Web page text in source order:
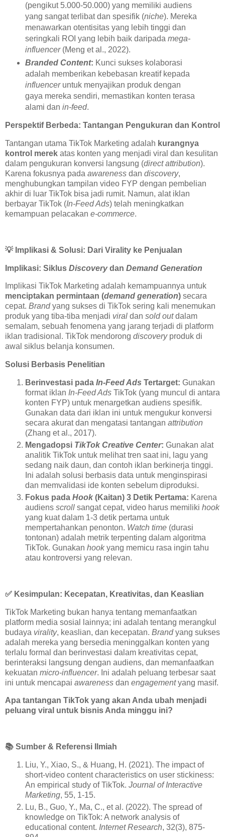
(pengikut 5.000-50.000) yang memiliki audiens
yang sangat terlibat dan spesifik (niche). Mereka
menawarkan otentisitas yang lebih tinggi dan
seringkali ROI yang lebih baik daripada mega-
influencer(Meng et al., 2022).
Branded Content: Kunci sukses kolaborasi
adalah memberikan kebebasan kreatif kepada
influenceruntuk menyajikan produk dengan
gaya mereka sendiri, memastikan konten terasa
alami dan in-feed.
Perspektif Berbeda: Tantangan Pengukuran dan Kontrol
Tantangan utama TikTok Marketing adalah kurangnya
kontrol merek atas konten yang menjadi viral dan kesulitan
dalam pengukuran konversi langsung (direct attribution).
Karena fokusnya pada awareness dan discovery,
menghubungkan tampilan video FYP dengan pembelian
akhir di luar TikTok bisa jadi rumit. Namun, alat iklan
berbayar TikTok (In-Feed Ads) telah meningkatkan
kemampuan pelacakan e-commerce.
💡Implikasi & Solusi: Dari Virality ke Penjualan
Implikasi: Siklus Discoverydan Demand Generation
Implikasi TikTok Marketing adalah kemampuannya untuk
menciptakan permintaan (demand generation) secara
cepat. Brand yang sukses di TikTok sering kali menemukan
produk yang tiba-tiba menjadi viral dan sold outdalam
semalam, sebuah fenomena yang jarang terjadi di platform
iklan tradisional. TikTok mendorong discoveryproduk di
awal siklus belanja konsumen.
Solusi Berbasis Penelitian
Berinvestasi pada In-Feed Ads Tertarget: Gunakan
format iklan In-Feed Ads TikTok (yang muncul di antara
konten FYP) untuk menargetkan audiens spesifik.
Gunakan data dari iklan ini untuk mengukur konversi
secara akurat dan mengatasi tantangan attribution
(Zhang et al., 2017).
Mengadopsi TikTok Creative Center: Gunakan alat
analitik TikTok untuk melihat tren saat ini, lagu yang
sedang naik daun, dan contoh iklan berkinerja tinggi.
Ini adalah solusi berbasis data untuk menginspirasi
dan memvalidasi ide konten sebelum diproduksi.
Fokus pada Hook (Kaitan) 3 Detik Pertama: Karena
audiens scroll sangat cepat, video harus memiliki hook
yang kuat dalam 1-3 detik pertama untuk
mempertahankan penonton. Watch time (durasi
tontonan) adalah metrik terpenting dalam algoritma
TikTok. Gunakan hookyang memicu rasa ingin tahu
atau kontroversi yang relevan.
✅ Kesimpulan: Kecepatan, Kreativitas, dan Keaslian
TikTok Marketing bukan hanya tentang memanfaatkan
platform media sosial lainnya; ini adalah tentang merangkul
budaya virality, keaslian, dan kecepatan. Brandyang sukses
adalah mereka yang bersedia meninggalkan konten yang
terlalu formal dan berinvestasi dalam kreativitas cepat,
berinteraksi langsung dengan audiens, dan memanfaatkan
kekuatan micro-influencer. Ini adalah peluang terbesar saat
ini untuk mencapai awareness dan engagementyang masif.
Apa tantangan TikTok yang akan Anda ubah menjadi
peluang viral untuk bisnis Anda minggu ini?
📚 Sumber & Referensi Ilmiah
Liu, Y., Xiao, S., & Huang, H. (2021). The impact of
short-video content characteristics on user stickiness:
An empirical study of TikTok. Journal of Interactive
Marketing, 55, 1-15.
Lu, B., Guo, Y., Ma, C., et al. (2022). The spread of
knowledge on TikTok: A network analysis of
educational content. Internet Research, 32(3), 875-